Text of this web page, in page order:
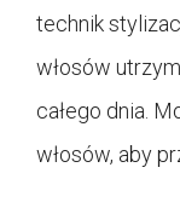
technik
włosów
całego dnia.
włosów, aby